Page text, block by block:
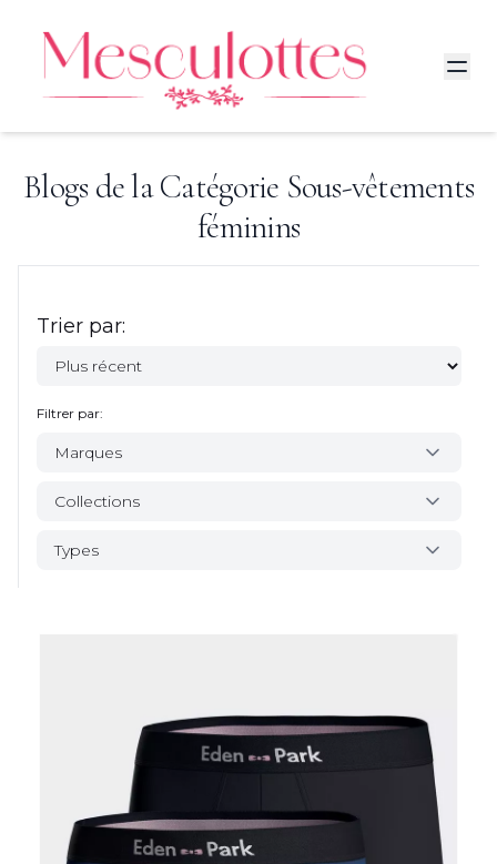
Blogs de la Catégorie Sous-vêtements
féminins
Trier par:
Filtrer par:
Marques
Collections
Types